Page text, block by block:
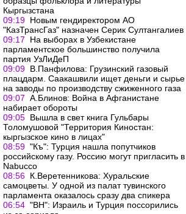
Кыргызстана
09:19 Новым гендиректором АО
"КазТрансГаз" назначен Серик Султангалиев
09:17
На выборах в Узбекистане
парламентское большинство получила
партия УзЛиДеП
09:09 В.Панфилова: Грузинский газовый
плацдарм. Саакашвили ищет деньги и сырье
на заводы по производству сжиженного газа
09:07 А.Блинов: Война в Афганистане
набирает обороты
09:05 Вышла в свет книга Гульбары
Толомушовой "Территория Киностан:
кыргызское кино в лицах"
08:59 "Къ": Турция нашла попутчиков
российскому газу. Россию могут пригласить в
Nabucco
08:56 К.Веретенникова: Хуральские
самоцветы. У одной из палат тувинского
парламента оказалось сразу два спикера
06:54 "ВН": Израиль и Турция поссорились